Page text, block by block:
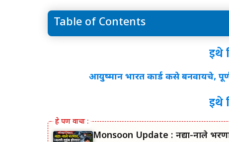
Table of Contents
इथे
आयुष्मान भारत कार्ड कसे बनवायचे,
इथे
Monsoon Update : नद्या-नाले